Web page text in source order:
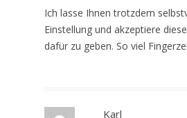
Ich lasse Ihnen trotzdem
Einstellung und akzeptiere
dafür zu geben. So viel
Karl